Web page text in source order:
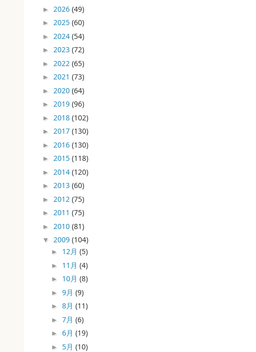
► 2026 (49)
► 2025 (60)
► 2024 (54)
► 2023 (72)
► 2022 (65)
► 2021 (73)
► 2020 (64)
► 2019 (96)
► 2018 (102)
► 2017 (130)
► 2016 (130)
► 2015 (118)
► 2014 (120)
► 2013 (60)
► 2012 (75)
► 2011 (75)
► 2010 (81)
▼ 2009 (104)
► 12月 (5)
► 11月 (4)
► 10月 (8)
► 9月 (9)
► 8月 (11)
► 7月 (6)
► 6月 (19)
► 5月 (10)